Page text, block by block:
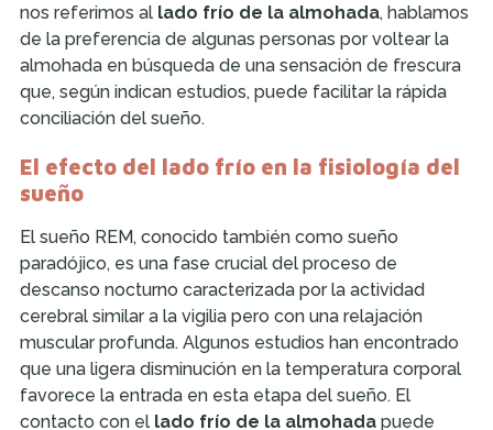
nos referimos al lado frío de la almohada, hablamos
de la preferencia de algunas personas por voltear la
almohada en búsqueda de una sensación de frescura
que, según indican estudios, puede facilitar la rápida
conciliación del sueño.
El efecto del lado frío en la fisiología del
sueño
El sueño REM, conocido también como sueño
paradójico, es una fase crucial del proceso de
descanso nocturno caracterizada por la actividad
cerebral similar a la vigilia pero con una relajación
muscular profunda. Algunos estudios han encontrado
que una ligera disminución en la temperatura corporal
favorece la entrada en esta etapa del sueño. El
contacto con el lado frío de la almohada puede